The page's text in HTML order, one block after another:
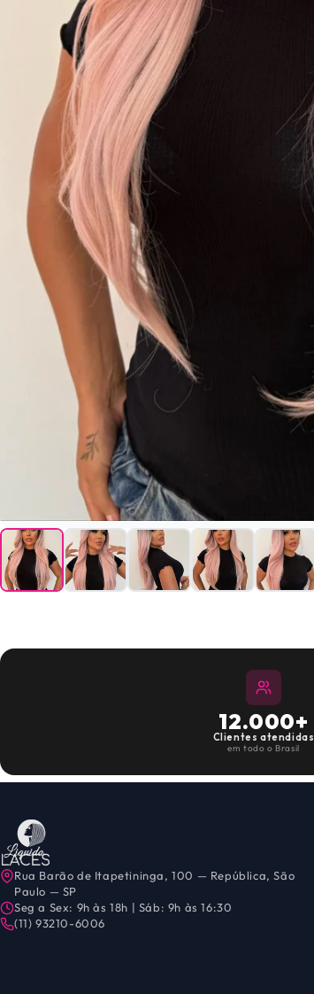
12.000+
Clientes atendidas
em todo o Brasil
Rua Barão de Itapetininga, 100 — República, São
Paulo — SP
Seg a Sex: 9h às 18h | Sáb: 9h às 16:30
(11) 93210-6006